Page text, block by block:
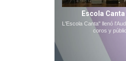
Escola
L'Escola Canta" llenó
coros y